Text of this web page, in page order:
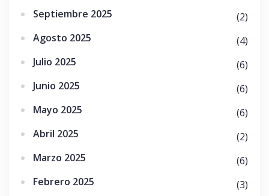
Septiembre 2025
(2)
Agosto 2025
(4)
Julio 2025
(6)
Junio 2025
(6)
Mayo 2025
(6)
Abril 2025
(2)
Marzo 2025
(6)
Febrero 2025
(3)